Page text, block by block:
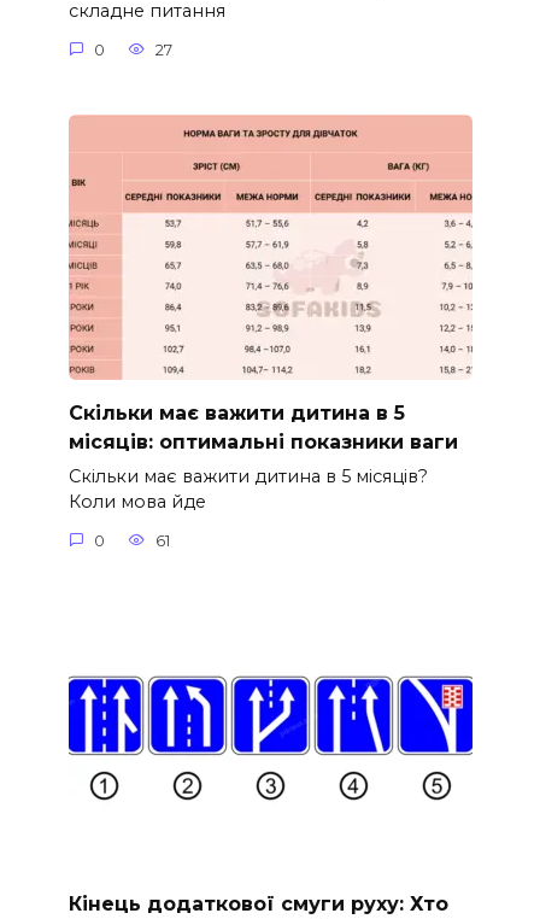
складне питання
0 27
Скільки має важити дитина в 5
місяців: оптимальні показники ваги
Скільки має важити дитина в 5 місяців?
Коли мова йде
0 61
Кінець додаткової смуги руху: Хто